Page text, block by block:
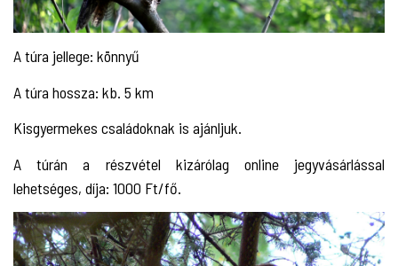
A túra jellege: könnyű
A túra hossza: kb. 5 km
Kisgyermekes családoknak is ajánljuk.
A túrán a részvétel kizárólag online jegyvásárlással
lehetséges, díja: 1000 Ft/fő.